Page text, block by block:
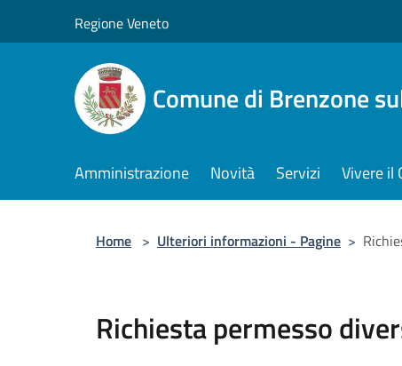
Regione Veneto
Comune di Brenzone
Amministrazione Novità Servizi Vivere il
Home > Ulteriori informazioni - Pagine >
Richiesta permesso